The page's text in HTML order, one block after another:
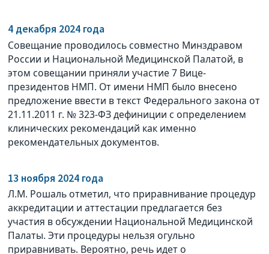
4 декабря 2024 года
Совещание проводилось совместно Минздравом
России и Национальной Медицинской Палатой, в
этом совещании приняли участие 7 Вице-
президентов НМП. От имени НМП было внесено
предложение ввести в текст Федерального закона от
21.11.2011 г. № 323-ФЗ дефиниции с определением
клинических рекомендаций как именно
рекомендательных документов.
13 ноября 2024 года
Л.М. Рошаль отметил, что приравнивание процедур
аккредитации и аттестации предлагается без
участия в обсуждении Национальной Медицинской
Палаты. Эти процедуры нельзя огульно
приравнивать. Вероятно, речь идет о